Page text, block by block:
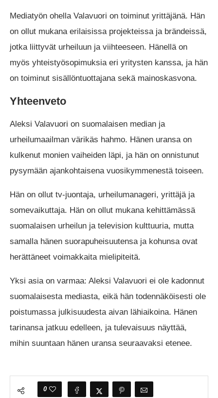
Mediatyön ohella Valavuori on toiminut yrittäjänä. Hän
on ollut mukana erilaisissa projekteissa ja brändeissä,
jotka liittyvät urheiluun ja viihteeseen. Hänellä on
myös yhteistyösopimuksia eri yritysten kanssa, ja hän
on toiminut sisällöntuottajana sekä mainoskasvona.
Yhteenveto
Aleksi Valavuori on suomalaisen median ja
urheilumaailman värikäs hahmo. Hänen uransa on
kulkenut monien vaiheiden läpi, ja hän on onnistunut
pysymään ajankohtaisena vuosikymmenestä toiseen.
Hän on ollut tv-juontaja, urheilumanageri, yrittäjä ja
somevaikuttaja. Hän on ollut mukana kehittämässä
suomalaisen urheilun ja television kulttuuria, mutta
samalla hänen suorapuheisuutensa ja kohunsa ovat
herättäneet voimakkaita mielipiteitä.
Yksi asia on varmaa: Aleksi Valavuori ei ole kadonnut
suomalaisesta mediasta, eikä hän todennäköisesti ole
poistumassa julkisuudesta aivan lähiaikoina. Hänen
tarinansa jatkuu edelleen, ja tulevaisuus näyttää,
mihin suuntaan hänen uransa seuraavaksi etenee.
0